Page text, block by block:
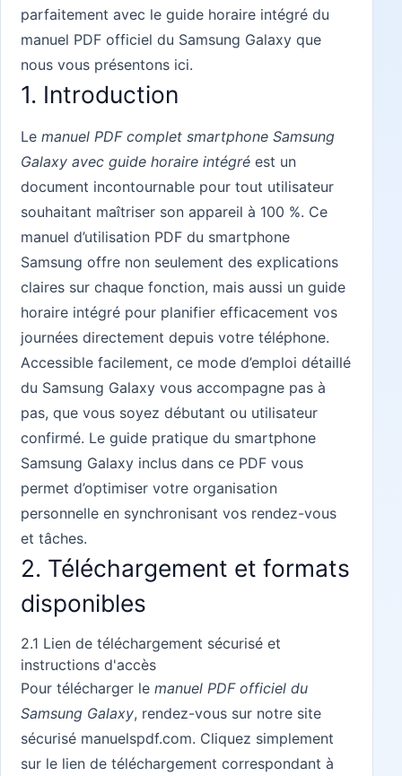
parfaitement avec le guide horaire intégré du
manuel PDF officiel du Samsung Galaxy que
nous vous présentons ici.
1. Introduction
Lemanuel PDF complet smartphone Samsung
Galaxy avec guide horaire intégré est un
document incontournable pour tout utilisateur
souhaitant maîtriser son appareil à 100 %. Ce
manuel d’utilisation PDF du smartphone
Samsung offre non seulement des explications
claires sur chaque fonction, mais aussi un guide
horaire intégré pour planifier efficacement vos
journées directement depuis votre téléphone.
Accessible facilement, ce mode d’emploi détaillé
du Samsung Galaxy vous accompagne pas à
pas, que vous soyez débutant ou utilisateur
confirmé. Le guide pratique du smartphone
Samsung Galaxy inclus dans ce PDF vous
permet d’optimiser votre organisation
personnelle en synchronisant vos rendez-vous
et tâches.
2. Téléchargement et formats
disponibles
2.1 Lien de téléchargement sécurisé et
instructions d'accès
Pour télécharger lemanuel PDF officiel du
Samsung Galaxy, rendez-vous sur notre site
sécurisé manuelspdf.com. Cliquez simplement
sur le lien de téléchargement correspondant à